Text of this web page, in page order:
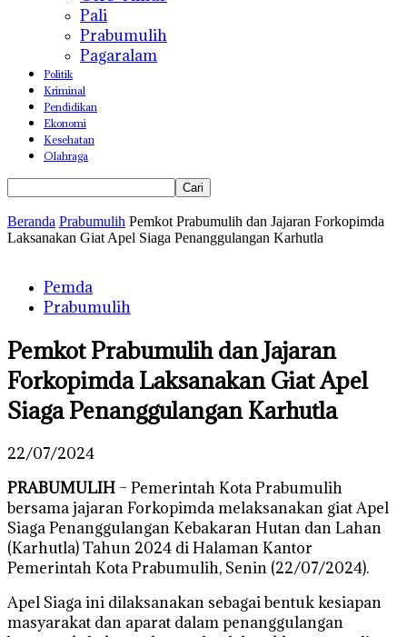
Pali
Prabumulih
Pagaralam
Politik
Kriminal
Pendidikan
Ekonomi
Kesehatan
Olahraga
Beranda Prabumulih Pemkot Prabumulih dan Jajaran Forkopimda
Laksanakan Giat Apel Siaga Penanggulangan Karhutla
Pemda
Prabumulih
Pemkot Prabumulih dan Jajaran
Forkopimda Laksanakan Giat Apel
Siaga Penanggulangan Karhutla
22/07/2024
PRABUMULIH – Pemerintah Kota Prabumulih
bersama jajaran Forkopimda melaksanakan giat Apel
Siaga Penanggulangan Kebakaran Hutan dan Lahan
(Karhutla) Tahun 2024 di Halaman Kantor
Pemerintah Kota Prabumulih, Senin (22/07/2024).
Apel Siaga ini dilaksanakan sebagai bentuk kesiapan
masyarakat dan aparat dalam penanggulangan